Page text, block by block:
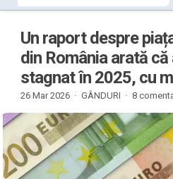
Un raport despre
din România arată
stagnat în 2025, cu
26 Mar 2026 · GÂNDURI · 8